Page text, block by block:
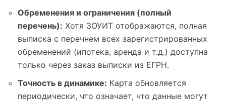
Обременения и ограничения (полный
перечень): Хотя ЗОУИТ отображаются, полная
выписка с перечнем всех зарегистрированных
обременений (ипотека, аренда и т.д.) доступна
только через заказ выписки из ЕГРН.
Точность в динамике: Карта обновляется
периодически, что означает, что данные могут